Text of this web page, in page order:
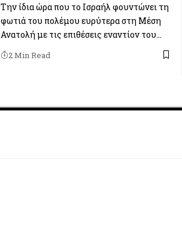
Την ίδια ώρα που το Ισραήλ φουντώνει τη
φωτιά του πολέμου ευρύτερα στη Μέση
Ανατολή με τις επιθέσεις εναντίον του…
2 Min Read